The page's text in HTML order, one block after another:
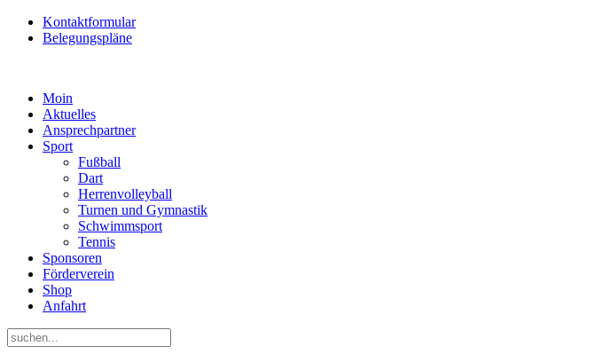
Kontaktformular
Belegungspläne
Moin
Aktuelles
Ansprechpartner
Sport
Fußball
Dart
Herrenvolleyball
Turnen und Gymnastik
Schwimmsport
Tennis
Sponsoren
Förderverein
Shop
Anfahrt